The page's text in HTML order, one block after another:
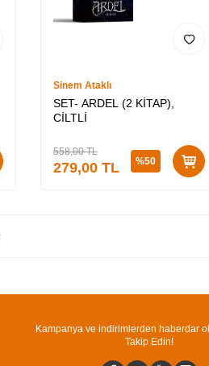
Sinem Ataklı
SET- ARDEL (2 KİTAP),
CİLTLİ
558,00TL
279,00 TL %50
Kampanya ve indirimlerden haberdar
Takip Edin!